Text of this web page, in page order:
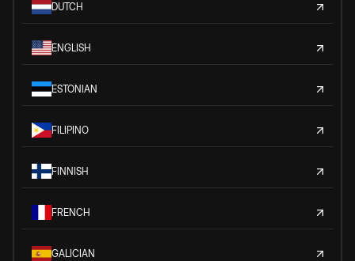
DUTCH
ENGLISH
ESTONIAN
FILIPINO
FINNISH
FRENCH
GALICIAN